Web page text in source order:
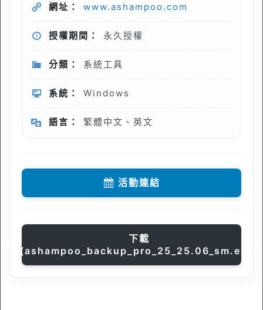
網址： www.ashampoo.com
授權期間： 永久授權
分類： 系統工具
系統： Windows
語言： 繁體中文、英文
活動連結
下載
(ashampoo_backup_pro_25_25.06_sm.exe)